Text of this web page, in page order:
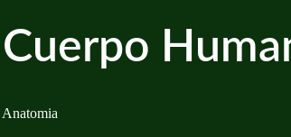
Anatomia